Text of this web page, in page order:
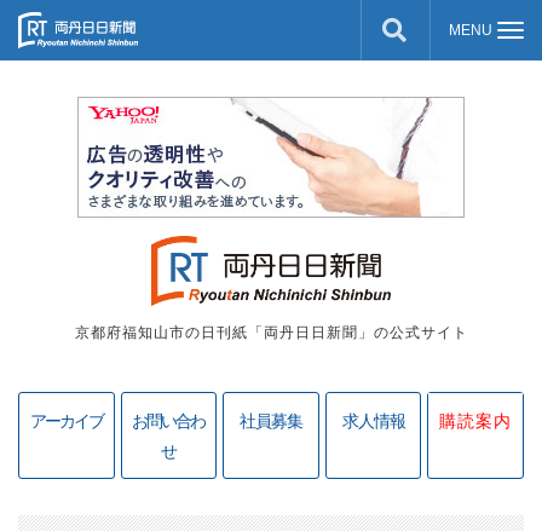
京都府福知山市の日刊紙「両丹日日新聞」の公式サイト
アーカイブ
お問い合わ
せ
社員募集 求人情報 購読案内